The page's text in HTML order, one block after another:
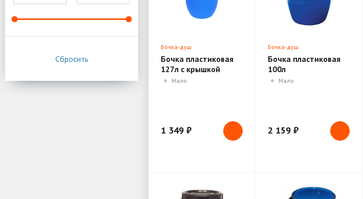
Бочка-душ
Бочка пластиковая
127л с крышкой
Мало
1 349 ₽
Бочка-душ
Бочка пластиковая
100л
Мало
2 159 ₽